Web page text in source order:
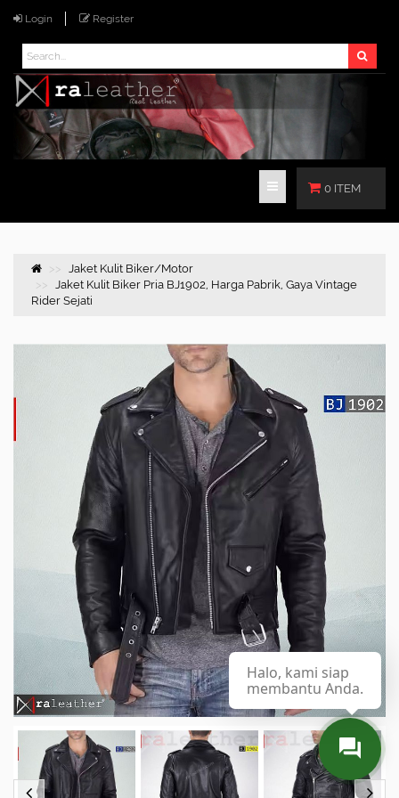
Login Register
0 ITEM
Jaket Kulit Biker/Motor
Jaket Kulit Biker Pria BJ1902, Harga Pabrik, Gaya Vintage
Rider Sejati
Halo, kami siap
membantu Anda.